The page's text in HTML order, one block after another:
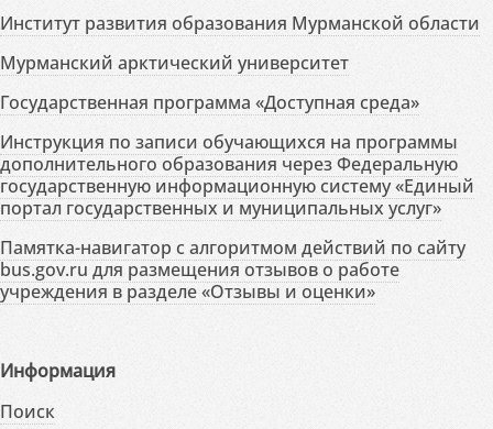
Институт развития образования Мурманской области
Мурманский арктический университет
Государственная программа «Доступная среда»
Инструкция по записи обучающихся на программы
дополнительного образования через Федеральную
государственную информационную систему «Единый
портал государственных и муниципальных услуг»
Памятка-навигатор с алгоритмом действий по сайту
bus.gov.ru для размещения отзывов о работе
учреждения в разделе «Отзывы и оценки»
Информация
Поиск